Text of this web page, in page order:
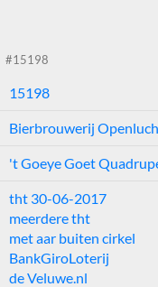
#15198
15198
Bierbrouwerij
't Goeye Goet
tht 30-06-2017
meerdere tht
met aar buiten cirkel
BankGiroLoterij
de Veluwe.nl